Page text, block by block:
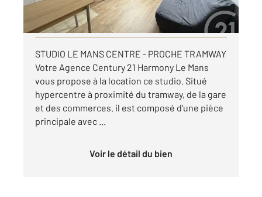
par mois charges comprises
Visiter le site dédié
STUDIO LE MANS CENTRE - PROCHE TRAMWAY
Votre Agence Century 21 Harmony Le Mans
vous propose à la location ce studio. Situé
hypercentre à proximité du tramway, de la gare
et des commerces. il est composé d'une pièce
principale avec ...
Voir le détail du bien